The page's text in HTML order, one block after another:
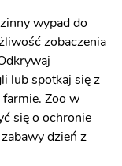
wypad do
zobaczenia
lub spotkaj się z
Zoo w
się o ochronie
dzień z